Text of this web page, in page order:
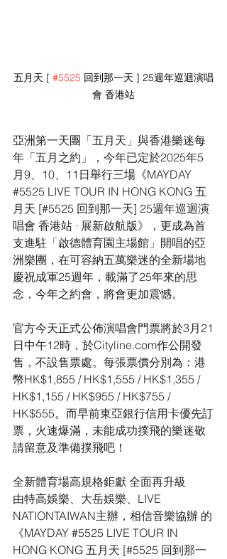
五月天 [ #5525 回到那一天 ] 25週年巡迴演唱
會 香港站
亞洲第一天團「五月天」與香港樂迷每
年「五月之約」，今年已定於2025年5
月9、10、11日舉行三場《MAYDAY
#5525 LIVE TOUR IN HONG KONG 五
月天 [#5525 回到那一天] 25週年巡迴演
唱會 香港站 · 展新啟航版》，更成為首
支進駐「啟德體育園主場館」開唱的亞
洲樂團，在可容納五萬樂迷的全新場地
慶祝成軍25週年，載滿了25年來的思
念，今年之約會，將會更加震憾。
官方今天正式公佈演唱會門票將於3月21
日中午12時，於Cityline.com作公開發
售，不設售票處。每張票價分別為：港
幣HK$1,855 / HK$1,555 / HK$1,355 /
HK$1,155 / HK$955 / HK$755 /
HK$555。而早前東亞銀行信用卡優先訂
票，火速爆滿，未能成功撲飛的樂迷敬
請留意及準備撲飛吧！
全新體育場高規格鉅獻 全面再升級
由特高娛樂、大岳娛樂、LIVE
NATIONTAIWAN主辦，相信音樂協辦 的
《MAYDAY #5525 LIVE TOUR IN
HONG KONG 五月天 [#5525 回到那一